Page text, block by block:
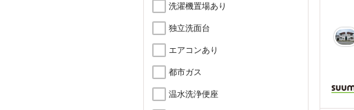
洗濯機置場あり
独立洗面台
エアコンあり
都市ガス
温水洗浄便座